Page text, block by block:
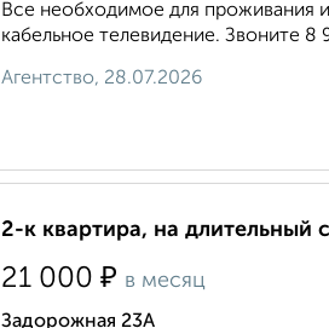
Все необходимое для проживания
кабельное телевидение. Звоните 8
Агентство, 28.07.2026
2-к квартира, на длительный
21 000 ₽ в месяц
Задорожная 23А